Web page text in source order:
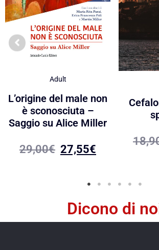
Adult
L’origine del male non
è sconosciuta –
Saggio su Alice Miller
29,00€ 27,55€
Dicono di